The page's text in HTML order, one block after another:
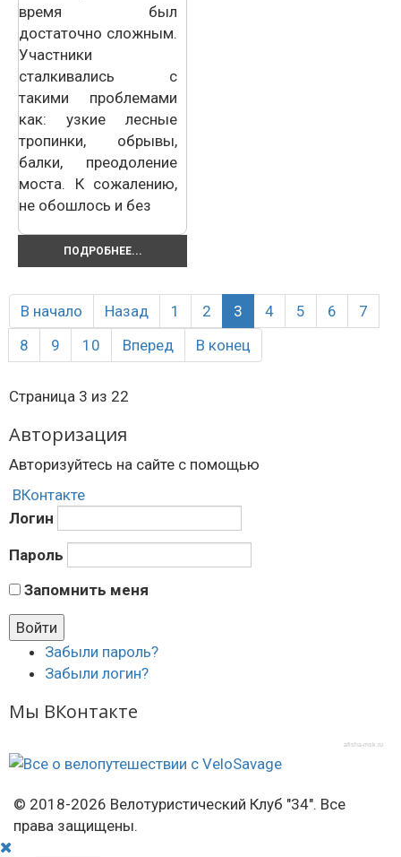
время был
достаточно сложным.
Участники
сталкивались с
такими проблемами
как: узкие лесные
тропинки, обрывы,
балки, преодоление
моста. К сожалению,
не обошлось и без
ПОДРОБНЕЕ...
В начало Назад 1 2 3 4 5 6
7
8
9 10 Вперед В конец
Страница 3 из 22
Авторизация
Авторизуйтесь на сайте с помощью
ВКонтакте
Логин
Пароль
Запомнить меня
Забыли пароль?
Забыли логин?
Мы ВКонтакте
afisha-msk.ru
© 2018-2026 Велотуристический Клуб "34". Все
права защищены.